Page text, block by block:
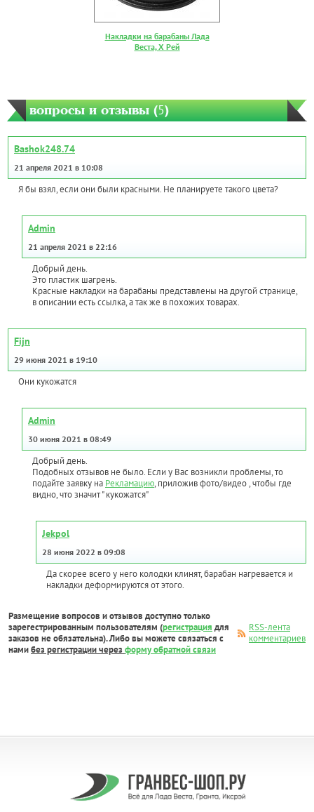
Накладки на барабаны Лада
Веста, Х Рей
вопросы и отзывы (5)
Bashok248.74
21 апреля 2021 в 10:08
Я бы взял, если они были красными. Не планируете такого цвета?
Admin
21 апреля 2021 в 22:16
Добрый день.
Это пластик шагрень.
Красные накладки на барабаны представлены на другой странице,
в описании есть ссылка, а так же в похожих товарах.
Fijn
29 июня 2021 в 19:10
Они кукожатся
Admin
30 июня 2021 в 08:49
Добрый день.
Подобных отзывов не было. Если у Вас возникли проблемы, то
подайте заявку на Рекламацию, приложив фото/видео , чтобы где
видно, что значит " кукожатся"
Jekpol
28 июня 2022 в 09:08
Да скорее всего у него колодки клинят, барабан нагревается и
накладки деформируются от этого.
Размещение вопросов и отзывов доступно только
зарегестрированным пользователям (регистрация для
заказов не обязательна). Либо вы можете связаться с
намибез регистрации через форму обратной связи
RSS-лента
комментариев